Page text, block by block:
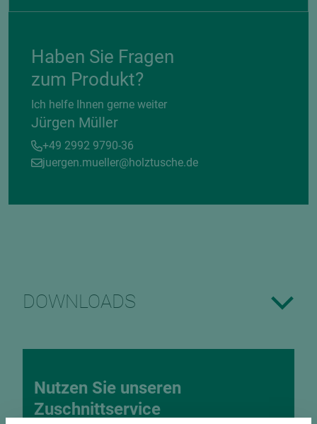
Haben Sie Fragen
zum Produkt?
Ich helfe Ihnen gerne weiter
Jürgen Müller
+49 2992 9790-36
juergen.mueller@holztusche.de
DOWNLOADS
Nutzen Sie unseren
Zuschnittservice